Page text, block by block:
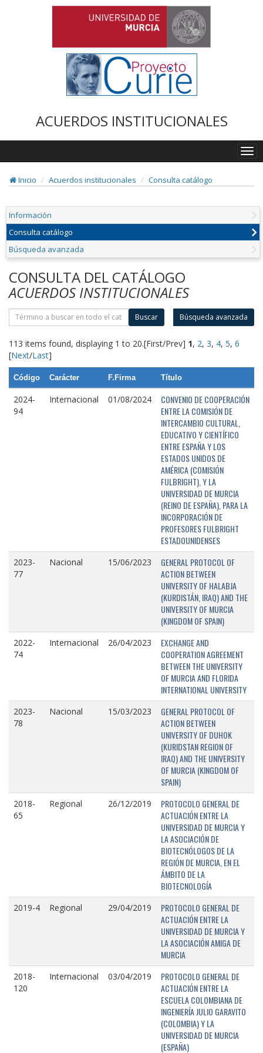
ACUERDOS INSTITUCIONALES
Inicio
Acuerdos institucionales Consulta catálogo
Información
Consulta catálogo
Búsqueda avanzada
CONSULTA DEL CATÁLOGO
ACUERDOS INSTITUCIONALES
Buscar Búsqueda avanzada
113 items found, displaying 1 to 20.[First/Prev] 1, 2, 3, 4, 5, 6
[Next/Last]
Código Carácter F.Firma Título
2024-
94
Internacional 01/08/2024
CONVENIO DE COOPERACIÓN
ENTRE LA COMISIÓN DE
INTERCAMBIO CULTURAL,
EDUCATIVO Y CIENTÍFICO
ENTRE ESPAÑA Y LOS
ESTADOS UNIDOS DE
AMÉRICA (COMISIÓN
FULBRIGHT), Y LA
UNIVERSIDAD DE MURCIA
(REINO DE ESPAÑA), PARA LA
INCORPORACIÓN DE
PROFESORES FULBRIGHT
ESTADOUNIDENSES
2023-
77
Nacional 15/06/2023
GENERAL PROTOCOL OF
ACTION BETWEEN
UNIVERSITY OF HALABJA
(KURDISTÁN, IRAQ) AND THE
UNIVERSITY OF MURCIA
(KINGDOM OF SPAIN)
2022-
74
Internacional 26/04/2023
EXCHANGE AND
COOPERATION AGREEMENT
BETWEEN THE UNIVERSITY
OF MURCIA AND FLORIDA
INTERNATIONAL UNIVERSITY
2023-
78
Nacional 15/03/2023
GENERAL PROTOCOL OF
ACTION BETWEEN
UNIVERSITY OF DUHOK
(KURIDSTAN REGION OF
IRAQ) AND THE UNIVERSITY
OF MURCIA (KINGDOM OF
SPAIN)
2018-
65
Regional 26/12/2019
PROTOCOLO GENERAL DE
ACTUACIÓN ENTRE LA
UNIVERSIDAD DE MURCIA Y
LA ASOCIACIÓN DE
BIOTECNÓLOGOS DE LA
REGIÓN DE MURCIA, EN EL
ÁMBITO DE LA
BIOTECNOLOGÍA
2019-4 Regional 29/04/2019
PROTOCOLO GENERAL DE
ACTUACIÓN ENTRE LA
UNIVERSIDAD DE MURCIA Y
LA ASOCIACIÓN AMIGA DE
MURCIA
2018-
120
Internacional 03/04/2019
PROTOCOLO GENERAL DE
ACTUACIÓN ENTRE LA
ESCUELA COLOMBIANA DE
INGENIERÍA JULIO GARAVITO
(COLOMBIA) Y LA
UNIVERSIDAD DE MURCIA
(ESPAÑA)